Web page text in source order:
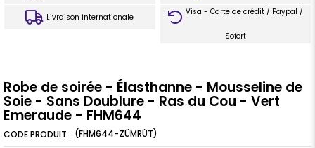
Livraison internationale
Visa - Carte de crédit / Paypal /
Sofort
Robe de soirée - Élasthanne - Mousseline de
Soie - Sans Doublure - Ras du Cou - Vert
Emeraude - FHM644
(FHM644-ZÜMRÜT)